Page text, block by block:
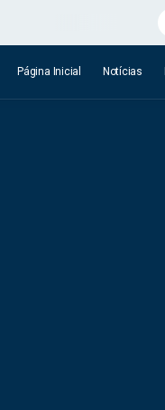
Página Inicial Notícias